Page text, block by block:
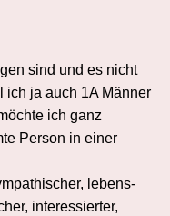
sind und es nicht
ich ja auch 1A Männer
ich ganz
Person in einer
lebens-
interessierter,